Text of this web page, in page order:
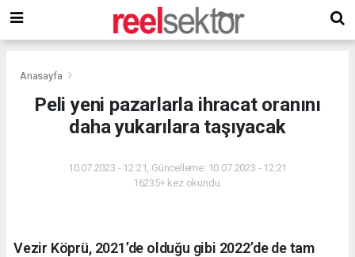
Anasayfa
Peli yeni pazarlarla ihracat oranını
daha yukarılara taşıyacak
10.07.2023 - 12:21, Güncelleme: 10.07.2023 - 12:21
16235+ kez okundu.
Vezir Köprü, 2021’de olduğu gibi 2022’de de tam